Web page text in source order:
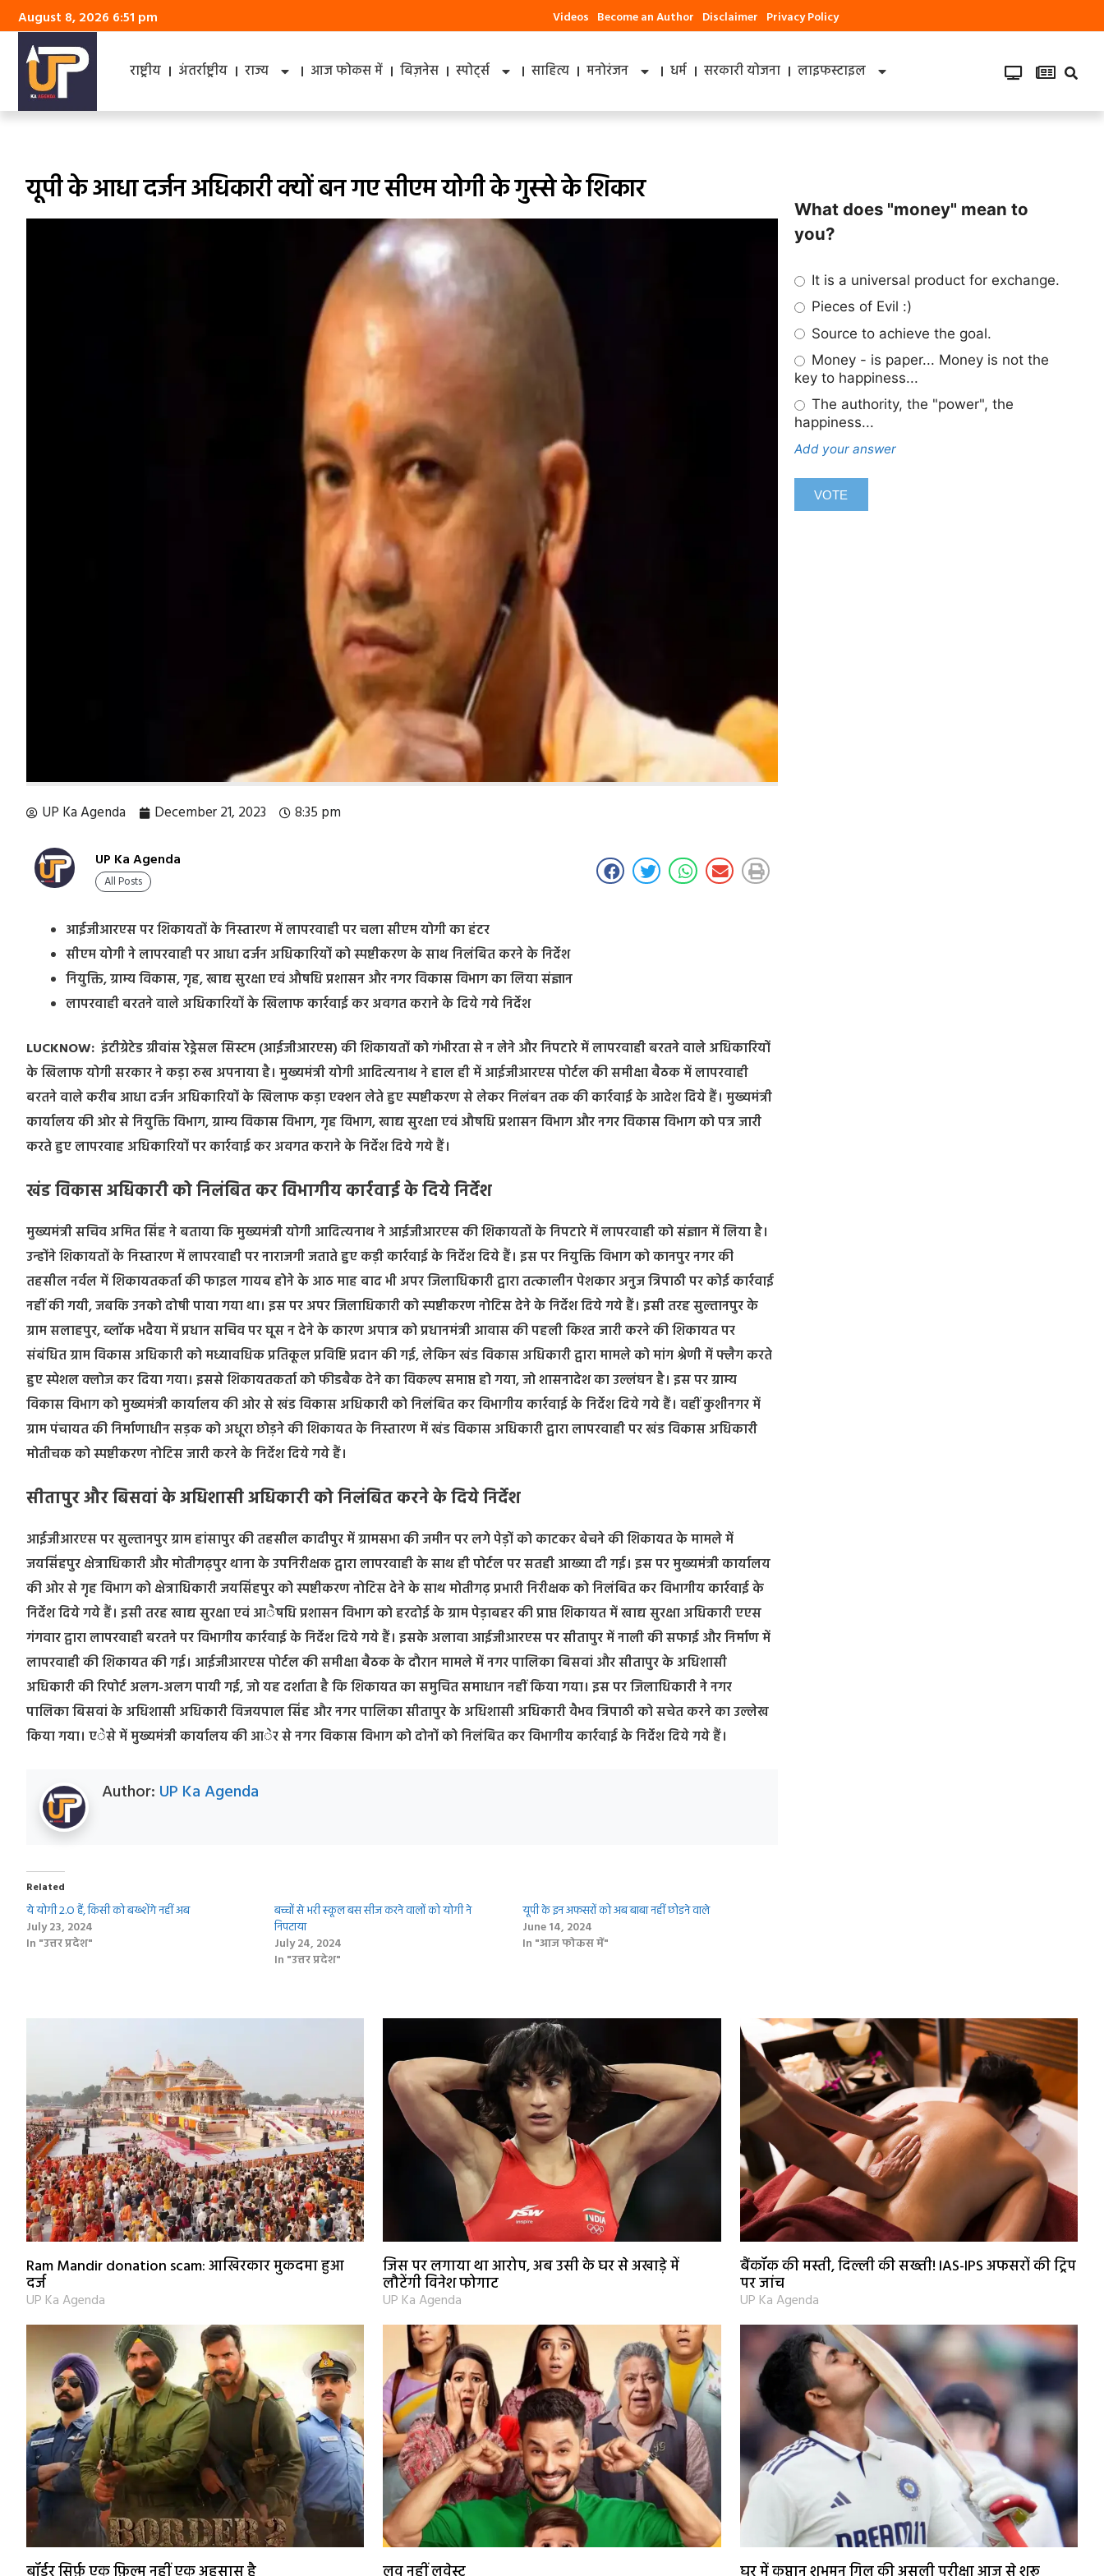
August 8, 2026 6:51 pm Videos Become an Author Disclaimer Privacy Policy
राष्ट्रीय अंतर्राष्ट्रीय राज्य आज फोकस में बिज़नेस स्पोर्ट्स साहित्य मनोरंजन धर्म सरकारी योजना लाइफस्टाइल
यूपी के आधा दर्जन अधिकारी क्‍यों बन गए सीएम योगी के गुस्‍से के शिकार
UP Ka Agenda December 21, 2023 8:35 pm
UP Ka Agenda
All Posts
आईजीआरएस पर शिकायतों के निस्तारण में लापरवाही पर चला सीएम योगी का हंटर
सीएम योगी ने लापरवाही पर आधा दर्जन अधिकारियों को स्पष्टीकरण के साथ निलंबित करने के निर्देश
नियुक्ति, ग्राम्य विकास, गृह, खाद्य सुरक्षा एवं औषधि प्रशासन और नगर विकास विभाग का लिया संज्ञान
लापरवाही बरतने वाले अधिकारियों के खिलाफ कार्रवाई कर अवगत कराने के दिये गये निर्देश
LUCKNOW: इंटीग्रेटेड ग्रीवांस रेड्रेसल सिस्टम (आईजीआरएस) की शिकायतों को गंभीरता से न लेने और निपटारे में लापरवाही बरतने वाले अधिकारियों
के खिलाफ योगी सरकार ने कड़ा रुख अपनाया है। मुख्यमंत्री योगी आदित्यनाथ ने हाल ही में आईजीआरएस पोर्टल की समीक्षा बैठक में लापरवाही
बरतने वाले करीब आधा दर्जन अधिकारियों के खिलाफ कड़ा एक्शन लेते हुए स्पष्टीकरण से लेकर निलंबन तक की कार्रवाई के आदेश दिये हैं। मुख्यमंत्री
कार्यालय की ओर से नियुक्ति विभाग, ग्राम्य विकास विभाग, गृह विभाग, खाद्य सुरक्षा एवं औषधि प्रशासन विभाग और नगर विकास विभाग को पत्र जारी
करते हुए लापरवाह अधिकारियों पर कार्रवाई कर अवगत कराने के निर्देश दिये गये हैं।
खंड विकास अधिकारी को निलंबित कर विभागीय कार्रवाई के दिये निर्देश
मुख्यमंत्री सचिव अमित सिंह ने बताया कि मुख्यमंत्री योगी आदित्यनाथ ने आईजीआरएस की शिकायतों के निपटारे में लापरवाही को संज्ञान में लिया है।
उन्होंने शिकायतों के निस्तारण में लापरवाही पर नाराजगी जताते हुए कड़ी कार्रवाई के निर्देश दिये हैं। इस पर नियुक्ति विभाग को कानपुर नगर की
तहसील नर्वल में शिकायतकर्ता की फाइल गायब होने के आठ माह बाद भी अपर जिलाधिकारी द्वारा तत्कालीन पेशकार अनुज त्रिपाठी पर कोई कार्रवाई
नहीं की गयी, जबकि उनको दोषी पाया गया था। इस पर अपर जिलाधिकारी को स्पष्टीकरण नोटिस देने के निर्देश दिये गये हैं। इसी तरह सुल्तानपुर के
ग्राम सलाहपुर, ब्लॉक भदैया में प्रधान सचिव पर घूस न देने के कारण अपात्र को प्रधानमंत्री आवास की पहली किश्त जारी करने की शिकायत पर
संबंधित ग्राम विकास अधिकारी को मध्यावधिक प्रतिकूल प्रविष्टि प्रदान की गई, लेकिन खंड विकास अधिकारी द्वारा मामले को मांग श्रेणी में फ्लैग करते
हुए स्पेशल क्लोज कर दिया गया। इससे शिकायतकर्ता को फीडबैक देने का विकल्प समाप्त हो गया, जो शासनादेश का उल्लंघन है। इस पर ग्राम्य
विकास विभाग को मुख्यमंत्री कार्यालय की ओर से खंड विकास अधिकारी को निलंबित कर विभागीय कार्रवाई के निर्देश दिये गये हैं। वहीं कुशीनगर में
ग्राम पंचायत की निर्माणाधीन सड़क को अधूरा छोड़ने की शिकायत के निस्तारण में खंड विकास अधिकारी द्वारा लापरवाही पर खंड विकास अधिकारी
मोतीचक को स्पष्टीकरण नोटिस जारी करने के निर्देश दिये गये हैं।
सीतापुर और बिसवां के अधिशासी अधिकारी को निलंबित करने के दिये निर्देश
आईजीआरएस पर सुल्तानपुर ग्राम हांसापुर की तहसील कादीपुर में ग्रामसभा की जमीन पर लगे पेड़ों को काटकर बेचने की शिकायत के मामले में
जयसिंहपुर क्षेत्राधिकारी और मोतीगढ़पुर थाना के उपनिरीक्षक द्वारा लापरवाही के साथ ही पोर्टल पर सतही आख्या दी गई। इस पर मुख्यमंत्री कार्यालय
की ओर से गृह विभाग को क्षेत्राधिकारी जयसिंहपुर को स्पष्टीकरण नोटिस देने के साथ मोतीगढ़ प्रभारी निरीक्षक को निलंबित कर विभागीय कार्रवाई के
निर्देश दिये गये हैं। इसी तरह खाद्य सुरक्षा एवं आैषधि प्रशासन विभाग को हरदोई के ग्राम पेड़ाबहर की प्राप्त शिकायत में खाद्य सुरक्षा अधिकारी एएस
गंगवार द्वारा लापरवाही बरतने पर विभागीय कार्रवाई के निर्देश दिये गये हैं। इसके अलावा आईजीआरएस पर सीतापुर में नाली की सफाई और निर्माण में
लापरवाही की शिकायत की गई। आईजीआरएस पोर्टल की समीक्षा बैठक के दौरान मामले में नगर पालिका बिसवां और सीतापुर के अधिशासी
अधिकारी की रिपोर्ट अलग-अलग पायी गई, जो यह दर्शाता है कि शिकायत का समुचित समाधान नहीं किया गया। इस पर जिलाधिकारी ने नगर
पालिका बिसवां के अधिशासी अधिकारी विजयपाल सिंह और नगर पालिका सीतापुर के अधिशासी अधिकारी वैभव त्रिपाठी को सचेत करने का उल्लेख
किया गया। एेसे में मुख्यमंत्री कार्यालय की आेर से नगर विकास विभाग को दोनों को निलंबित कर विभागीय कार्रवाई के निर्देश दिये गये हैं।
Author: UP Ka Agenda
Related
ये योगी 2.O हैं, किसी को बख्‍शेंगे नहीं अब
July 23, 2024
In "उत्तर प्रदेश"
बच्‍चों से भरी स्‍कूल बस सीज करने वालों को योगी ने
निपटाया
July 24, 2024
In "उत्तर प्रदेश"
यूपी के इन अफसरों को अब बाबा नहींं छोडने वाले
June 14, 2024
In "आज फोकस में"
What does "money" mean to
you?
It is a universal product for exchange.
Pieces of Evil :)
Source to achieve the goal.
Money - is paper... Money is not the
key to happiness...
The authority, the "power", the
happiness...
Add your answer
Ram Mandir donation scam: आखिरकार मुकदमा हुआ
दर्ज
UP Ka Agenda
जिस पर लगाया था आरोप, अब उसी के घर से अखाड़े में
लौटेंगी विनेश फोगाट
UP Ka Agenda
बैंकॉक की मस्ती, दिल्ली की सख्ती! IAS-IPS अफसरों की ट्रिप
पर जांच
UP Ka Agenda